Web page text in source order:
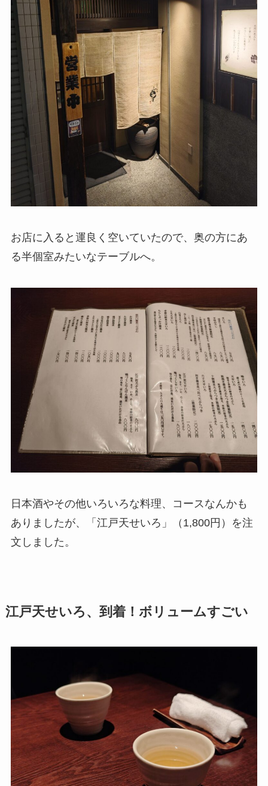
お店に入ると運良く空いていたので、奥の方にあ
る半個室みたいなテーブルへ。
日本酒やその他いろいろな料理、コースなんかも
ありましたが、「江戸天せいろ」（1,800円）を注
文しました。
江戸天せいろ、到着！ボリュームすごい